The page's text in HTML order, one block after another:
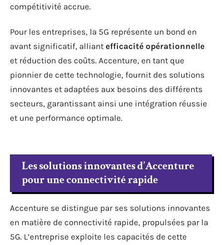
compétitivité accrue.
Pour les entreprises, la 5G représente un bond en
avant significatif, alliant efficacité opérationnelle
et réduction des coûts. Accenture, en tant que
pionnier de cette technologie, fournit des solutions
innovantes et adaptées aux besoins des différents
secteurs, garantissant ainsi une intégration réussie
et une performance optimale.
Les solutions innovantes d’Accenture
pour une connectivité rapide
Accenture se distingue par ses solutions innovantes
en matière de connectivité rapide, propulsées par la
5G. L’entreprise exploite les capacités de cette